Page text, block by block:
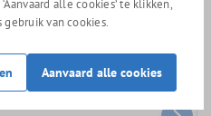
alle cookies’ te klikken,
van cookies.
Aanvaard alle cookies